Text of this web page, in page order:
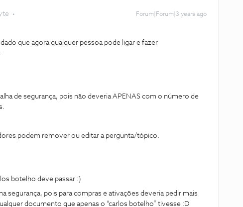
Forum|Forum|3 years ago
que agora qualquer pessoa pode ligar e fazer
de segurança, pois não deveria APENAS com o número de
podem remover ou editar a pergunta/tópico.
botelho deve passar :)
segurança, pois para compras e ativações deveria pedir mais
documento que apenas o “carlos botelho” tivesse :D